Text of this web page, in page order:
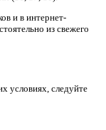
и в интернет-
из свежего
условиях, следуйте